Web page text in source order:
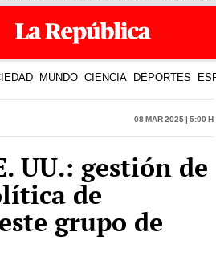
MUNDO CIENCIA DEPORTES
08 Mar 2025 | 5:00 h
UU.: gestión de
de
grupo de